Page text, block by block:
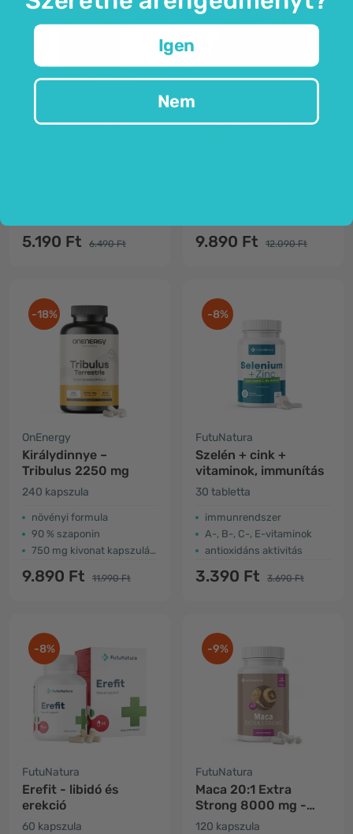
Berberin 500 mg
5.190 Ft 6.490 Ft
Shilajit Mumie 600 mg
9.890 Ft 12.090 Ft
-18%
OnEnergy
Királydinnye –
Tribulus 2250 mg
240 kapszula
növényi formula
90 % szaponin
750 mg kivonat kapszulánként
9.890 Ft 11.990 Ft
-8%
FutuNatura
Szelén + cink +
vitaminok, immunítás
30 tabletta
immunrendszer
A-, B-, C-, E-vitaminok
antioxidáns aktivitás
3.390 Ft 3.690 Ft
-8%
FutuNatura
Erefit - libidó és
erekció
60 kapszula
-9%
FutuNatura
Maca 20:1 Extra
Strong 8000 mg -
energia és szexuális
120 kapszula
Igen
Nem